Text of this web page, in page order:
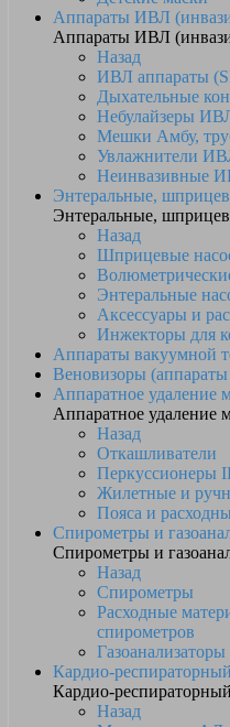
Аппараты ИВЛ
Аппараты ИВЛ
Назад
ИВЛ аппараты
Дыхательные
Небулайзеры
Мешки Амбу,
Увлажнители
Неинвазивные
Энтеральные,
Энтеральные,
Назад
Шприцевые
Энтеральные
Аксессуары и
Инжекторы для
Аппараты вакуумной
Веновизоры
Аппаратное удаление
Аппаратное удаление
Назад
Откашливатели
Перкуссионеры
Жилетные и
Пояса и
Спирометры и
Спирометры и
Назад
Спирометры
Расходные
спирометров
Газоанализаторы
Кардио-
Кардио-
Назад